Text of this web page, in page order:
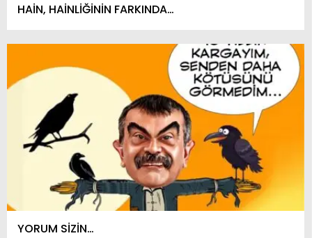
HAİN, HAİNLİĞİNİN FARKINDA…
YORUM SİZİN…